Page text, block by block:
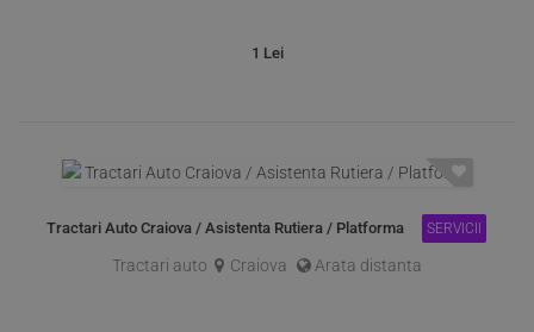
1 Lei
️ Tractari Auto Craiova / Asistenta Rutiera / Platforma SERVICII
Tractari auto Craiova Arata distanta